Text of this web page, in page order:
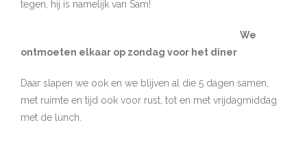
tegen, hij is namelijk van Sam!
We
ontmoeten elkaar op zondag voor het diner
Daar slapen we ook en we blijven al die 5 dagen samen,
met ruimte en tijd ook voor rust, tot en met vrijdagmiddag
met de lunch.